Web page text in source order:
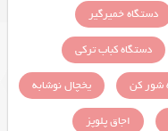
دستگاه خمیرگیر
دستگاه کباب ترکی
شور کن
یخچال نوشابه
اجاق پلوپز